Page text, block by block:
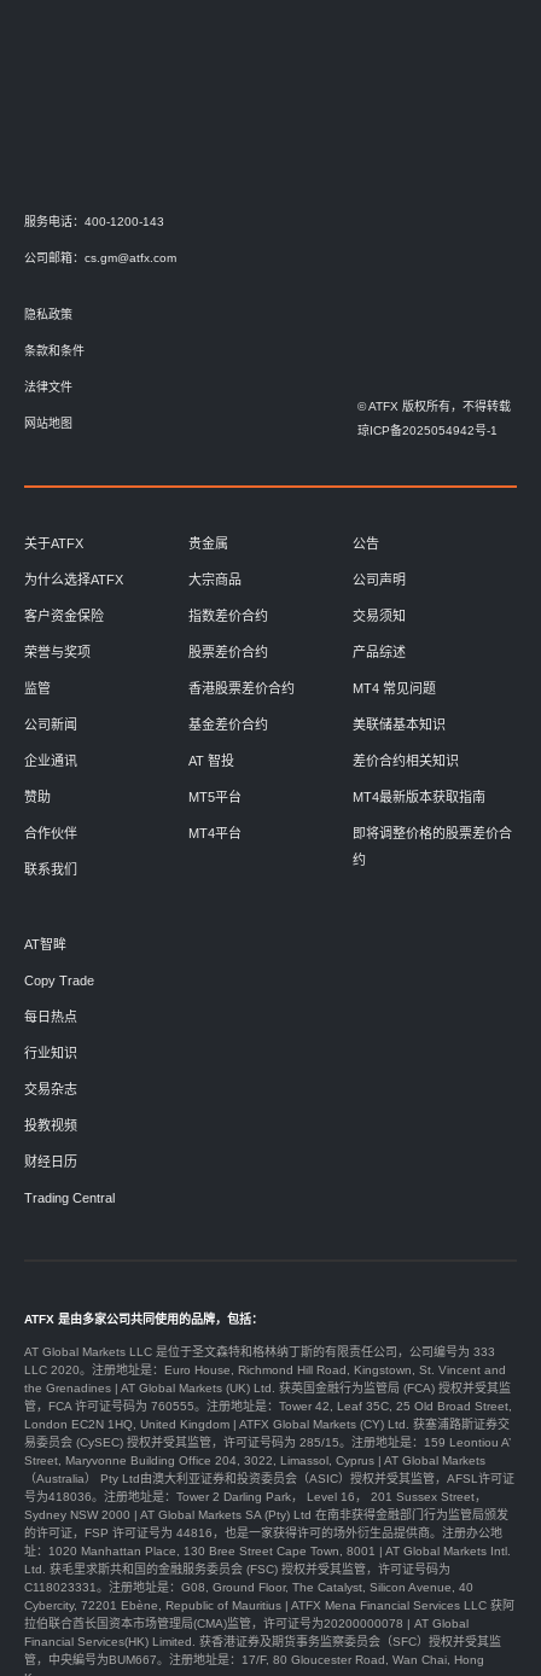
服务电话：400-1200-143
公司邮箱： cs.gm@atfx.com
隐私政策
条款和条件
法律文件
网站地图
© ATFX 版权所有，不得转载
琼ICP备2025054942号-1
关于ATFX
为什么选择ATFX
客户资金保险
荣誉与奖项
监管
公司新闻
企业通讯
赞助
合作伙伴
联系我们
贵金属
大宗商品
指数差价合约
股票差价合约
香港股票差价合约
基金差价合约
AT 智投
MT5平台
MT4平台
公告
公司声明
交易须知
产品综述
MT4 常见问题
美联储基本知识
差价合约相关知识
MT4最新版本获取指南
即将调整价格的股票差价合
约
AT智眸
Copy Trade
每日热点
行业知识
交易杂志
投教视频
财经日历
Trading Central
ATFX 是由多家公司共同使用的品牌，包括：
AT Global Markets LLC 是位于圣文森特和格林纳丁斯的有限责任公司，公司编号为 333
LLC 2020。注册地址是：Euro House, Richmond Hill Road, Kingstown, St. Vincent and
the Grenadines | AT Global Markets (UK) Ltd. 获英国金融行为监管局 (FCA) 授权并受其监
管，FCA 许可证号码为 760555。注册地址是：Tower 42, Leaf 35C, 25 Old Broad Street,
London EC2N 1HQ, United Kingdom | ATFX Global Markets (CY) Ltd. 获塞浦路斯证券交
易委员会 (CySEC) 授权并受其监管，许可证号码为 285/15。注册地址是：159 Leontiou A’
Street, Maryvonne Building Office 204, 3022, Limassol, Cyprus | AT Global Markets
（Australia） Pty Ltd由澳大利亚证券和投资委员会（ASIC）授权并受其监管，AFSL许可证
号为418036。注册地址是：Tower 2 Darling Park， Level 16， 201 Sussex Street，
Sydney NSW 2000 | AT Global Markets SA (Pty) Ltd 在南非获得金融部门行为监管局颁发
的许可证，FSP 许可证号为 44816，也是一家获得许可的场外衍生品提供商。注册办公地
址：1020 Manhattan Place, 130 Bree Street Cape Town, 8001 | AT Global Markets Intl.
Ltd. 获毛里求斯共和国的金融服务委员会 (FSC) 授权并受其监管，许可证号码为
C118023331。注册地址是：G08, Ground Floor, The Catalyst, Silicon Avenue, 40
Cybercity, 72201 Ebène, Republic of Mauritius | ATFX Mena Financial Services LLC 获阿
拉伯联合酋长国资本市场管理局(CMA)监管，许可证号为20200000078 | AT Global
Financial Services(HK) Limited. 获香港证券及期货事务监察委员会（SFC）授权并受其监
管，中央編号为BUM667。注册地址是：17/F, 80 Gloucester Road, Wan Chai, Hong